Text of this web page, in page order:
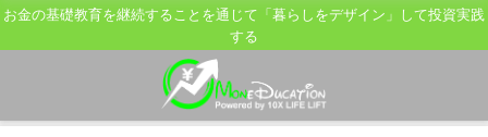
お金の基礎教育を継続することを通じて「暮らしをデザイン」して投資実践
する